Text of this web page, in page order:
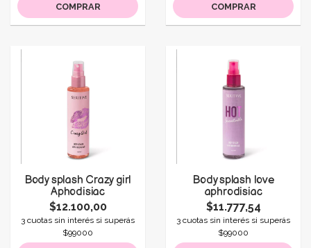
COMPRAR COMPRAR
Body splash Crazy girl
Aphodisiac
$12.100,00
3 cuotas sin interés si superás
$99000
Body splash love
aphrodisiac
$11.777,54
3 cuotas sin interés si superás
$99000